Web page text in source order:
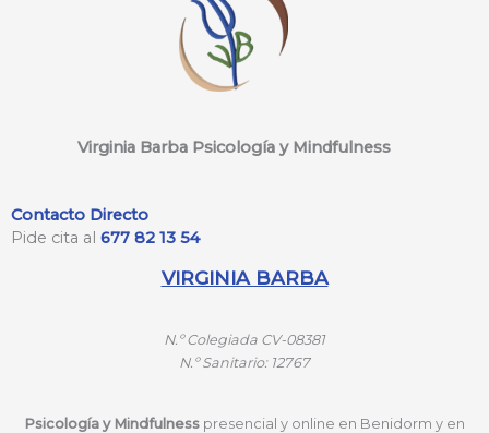
Virginia Barba Psicología y Mindfulness
Contacto Directo
Pide cita al 677 82 13 54
VIRGINIA BARBA
N.º Colegiada CV-08381
N.ºSanitario: 12767
Psicología y Mindfulness presencial y online en Benidorm y en